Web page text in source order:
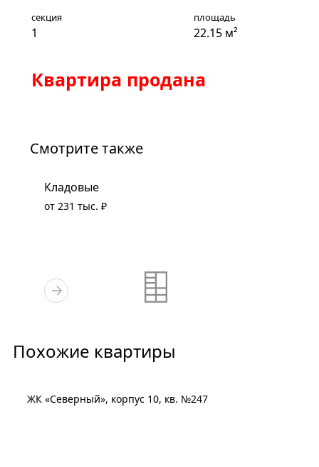
секция
1
площадь
22.15 м²
Квартира продана
Смотрите также
Кладовые
от 231 тыс. ₽
Похожие квартиры
ЖК «Северный», корпус 10, кв. №247